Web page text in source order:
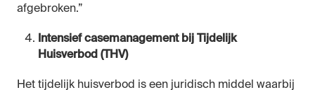
afgebroken.”
Intensief casemanagement bij Tijdelijk
Huisverbod (THV)
Het tijdelijk huisverbod is een juridisch middel waarbij